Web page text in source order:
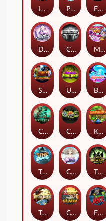
CIRCLE OF LIFE
STEAMRUNNERS
Munchy Milo
Power of 10
Coop Clash
Dusk Princess
Undead Fortune
Chaos Crew
Immortal Desire Eye of the Panda
Temple of Torment
King Carrot
Cloud Princess
Time Spinners
Fire My Laser
BOUNCY BOMBS
The Bowery Boys
Cursed Crypt